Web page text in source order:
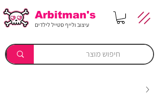
Arbitman's
עיצוב ולייף סטייל לילדים